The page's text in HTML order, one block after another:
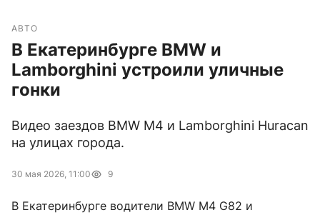
АВТО
В Екатеринбурге BMW и
Lamborghini устроили уличные
гонки
Видео заездов BMW M4 и Lamborghini Huracan
на улицах города.
30 мая 2026, 11:00 9
В Екатеринбурге водители BMW M4 G82 и